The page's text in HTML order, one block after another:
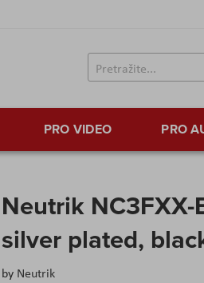
PRO VIDEO PRO
Neutrik NC3FXX-
silver plated,
by Neutrik